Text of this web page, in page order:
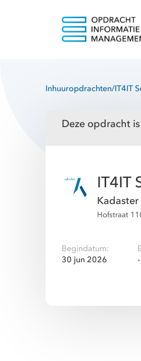
Inhuuropdrachten/IT4IT
Deze opdracht
IT4IT
Kadaster
Hofstraat
Begindatum:
30 jun 2026
-